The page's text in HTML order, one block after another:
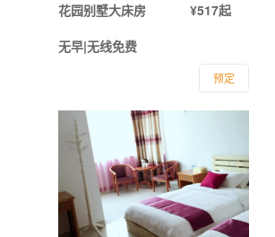
花园别墅大床房
¥517起
无早|无线免费
预定